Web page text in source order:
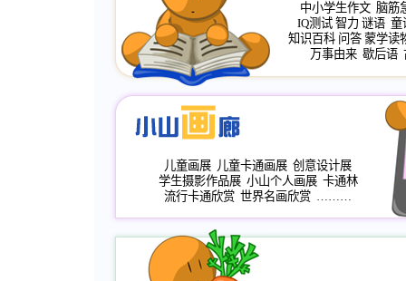
中小学生作文 脑筋
IQ测试 智力 谜语 童
知识百科 问答 蒙学读
万事由来 歇后语
儿童画展 儿童卡通画展 创意设计展
学生摄影作品展 小山个人画展 卡通林
流行卡通欣赏 世界名画欣赏 ………